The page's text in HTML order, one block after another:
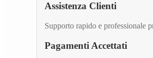
Assistenza Clienti
Supporto rapido e professionale
Pagamenti Accettati